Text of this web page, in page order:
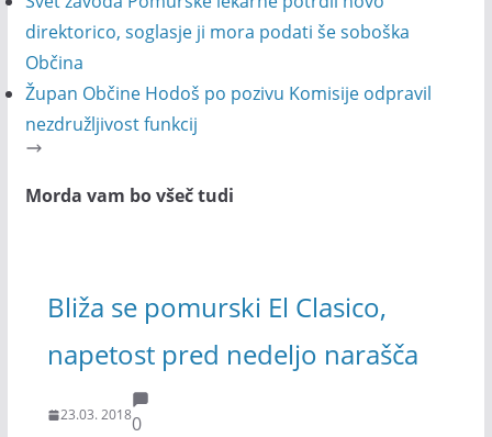
direktorico, soglasje ji mora podati še soboška
Občina
Župan Občine Hodoš po pozivu Komisije odpravil
nezdružljivost funkcij
Morda vam bo všeč tudi
Bliža se pomurski El Clasico,
napetost pred nedeljo narašča
23.03. 20180